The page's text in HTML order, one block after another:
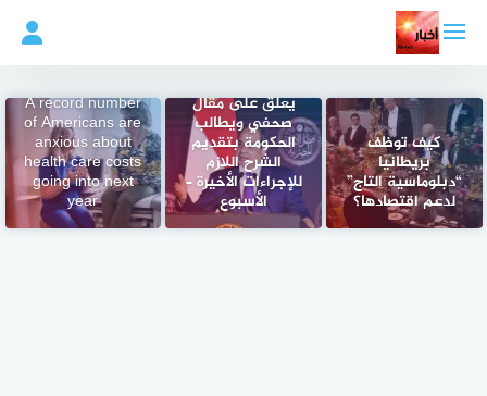
المحتوى
كيف توظف
بريطانيا
“دبلوماسية التاج”
لدعم اقتصادها؟
يعلق على مقال
صحفي ويطالب
الحكومة بتقديم
الشرح اللازم
للإجراءات الأخيرة –
الأسبوع
A record number
of Americans are
anxious about
health care costs
going into next
year